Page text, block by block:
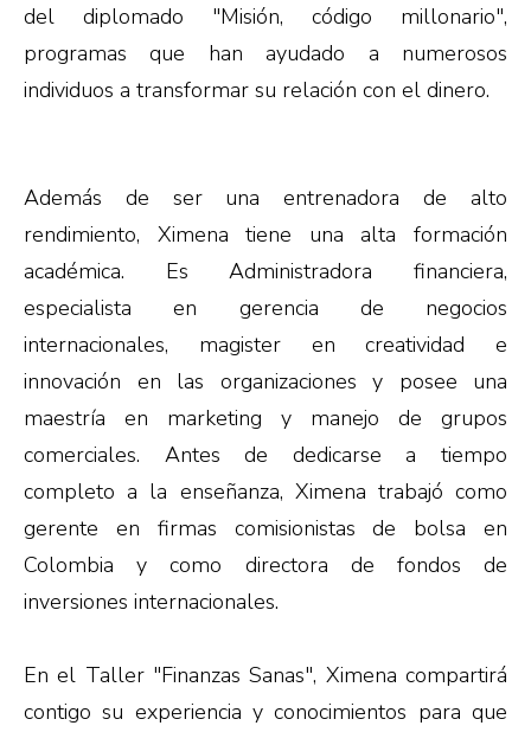
del diplomado "Misión, código millonario",
programas que han ayudado a numerosos
individuos a transformar su relación con el dinero.
Además de ser una entrenadora de alto
rendimiento, Ximena tiene una alta formación
académica. Es Administradora financiera,
especialista en gerencia de negocios
internacionales, magister en creatividad e
innovación en las organizaciones y posee una
maestría en marketing y manejo de grupos
comerciales. Antes de dedicarse a tiempo
completo a la enseñanza, Ximena trabajó como
gerente en firmas comisionistas de bolsa en
Colombia y como directora de fondos de
inversiones internacionales.
En el Taller "Finanzas Sanas", Ximena compartirá
contigo su experiencia y conocimientos para que